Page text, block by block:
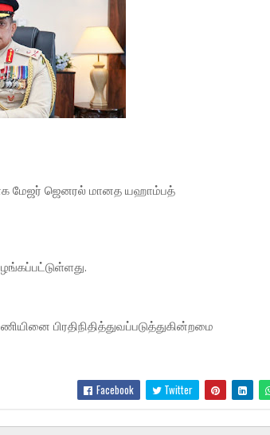
மேஜர் ஜெனரல் மானத யஹாம்பத்
பிரதிநிதித்துவப்படுத்துகின்றமை
Facebook Twitter